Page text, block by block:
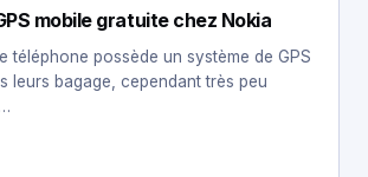
mobile gratuite chez Nokia
téléphone possède un système de GPS
leurs bagage, cependant très peu